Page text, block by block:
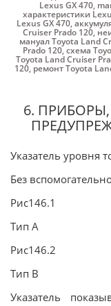
Lexus GX 470,
характеристики
Lexus GX 470,
Cruiser Prado 120,
мануал Toyota Land
Prado 120,схема
Toyota Land Cruiser
120, ремонт Toyota
6.
Указатель уровня
Без
Рис146.1
Тип А
Рис146.2
Тип В
Указатель